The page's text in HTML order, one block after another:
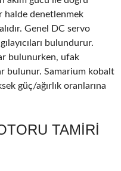
halde denetlenmek
Genel DC servo
bulundurur.
bulunurken, ufak
bulunur. Samarium kobalt
güç/ağırlık oranlarına
TAMIRI